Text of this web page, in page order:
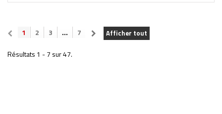
Afficher tout
1 2 3 ... 7
Résultats 1 - 7 sur 47.